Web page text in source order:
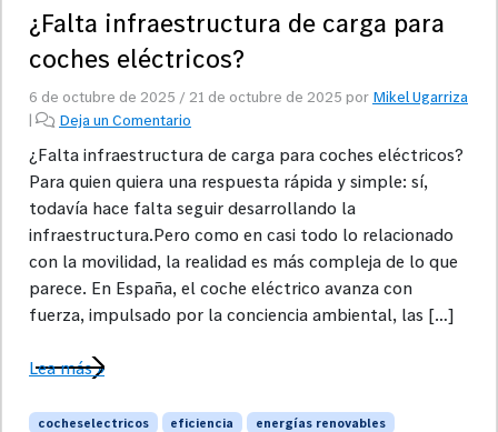
¿Falta infraestructura de carga para
coches eléctricos?
6 de octubre de 2025 / 21 de octubre de 2025 por Mikel Ugarriza
|
Deja un Comentario
¿Falta infraestructura de carga para coches eléctricos?
Para quien quiera una respuesta rápida y simple: sí,
todavía hace falta seguir desarrollando la
infraestructura.Pero como en casi todo lo relacionado
con la movilidad, la realidad es más compleja de lo que
parece. En España, el coche eléctrico avanza con
fuerza, impulsado por la conciencia ambiental, las […]
Lea más »
cocheselectricos eficiencia
energías renovables